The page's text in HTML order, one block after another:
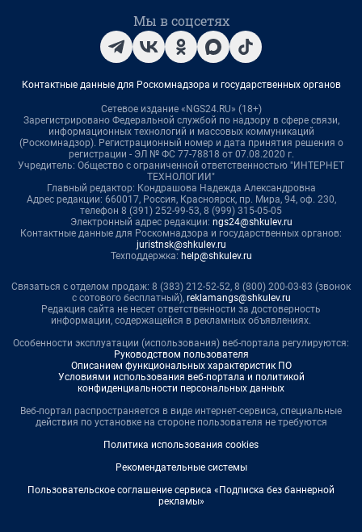
Мы в соцсетях
Контактные данные для Роскомнадзора и государственных органов
Сетевое издание «NGS24.RU» (18+)
Зарегистрировано Федеральной службой по надзору в сфере связи,
информационных технологий и массовых коммуникаций
(Роскомнадзор). Регистрационный номер и дата принятия решения о
регистрации - ЭЛ № ФС 77-78818 от 07.08.2020 г.
Учредитель: Общество с ограниченной ответственностью "ИНТЕРНЕТ
ТЕХНОЛОГИИ"
Главный редактор: Кондрашова Надежда Александровна
Адрес редакции: 660017, Россия, Красноярск, пр. Мира, 94, оф. 230,
телефон 8 (391) 252-99-53, 8 (999) 315-05-05
Электронный адрес редакции: ngs24@shkulev.ru
Контактные данные для Роскомнадзора и государственных органов:
juristnsk@shkulev.ru
Техподдержка: help@shkulev.ru
Связаться с отделом продаж: 8 (383) 212-52-52, 8 (800) 200-03-83 (звонок
с сотового бесплатный), reklamangs@shkulev.ru
Редакция сайта не несет ответственности за достоверность
информации, содержащейся в рекламных объявлениях.
Особенности эксплуатации (использования) веб-портала регулируются:
Руководством пользователя
Описанием функциональных характеристик ПО
Условиями использования веб-портала и политикой
конфиденциальности персональных данных
Веб-портал распространяется в виде интернет-сервиса, специальные
действия по установке на стороне пользователя не требуются
Политика использования cookies
Рекомендательные системы
Пользовательское соглашение сервиса «Подписка без баннерной
рекламы»